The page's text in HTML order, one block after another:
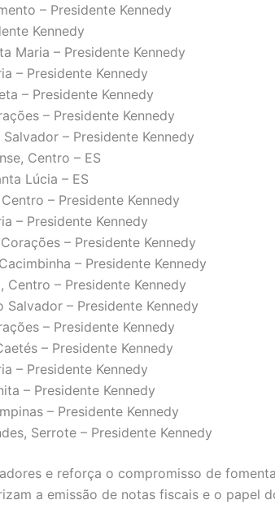
– Presidente Kennedy
Kennedy
Maria – Presidente Kennedy
– Presidente Kennedy
– Presidente Kennedy
– Presidente Kennedy
– Presidente Kennedy
Centro – ES
Lúcia – ES
– Presidente Kennedy
– Presidente Kennedy
– Presidente Kennedy
– Presidente Kennedy
– Presidente Kennedy
Salvador – Presidente Kennedy
– Presidente Kennedy
– Presidente Kennedy
– Presidente Kennedy
– Presidente Kennedy
– Presidente Kennedy
Serrote – Presidente Kennedy
e reforça o compromisso de
a emissão de notas fiscais e o papel